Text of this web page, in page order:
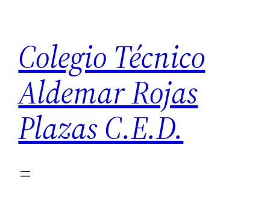
contenido
Colegio Técnico
Aldemar Rojas
Plazas C.E.D.